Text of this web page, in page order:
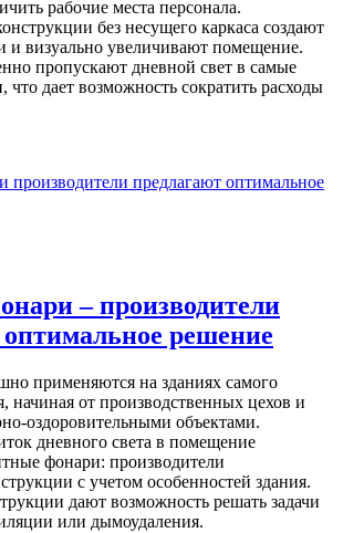
рабочие места персонала.
без несущего каркаса создают
и визуально увеличивают помещение.
пропускают дневной свет в самые
что дает возможность сократить расходы
– производители
решение
применяются на зданиях самого
начиная от производственных цехов и
оздоровительными объектами.
дневного света в помещение
фонари: производители
с учетом особенностей здания.
дают возможность решать задачи
или дымоудаления.